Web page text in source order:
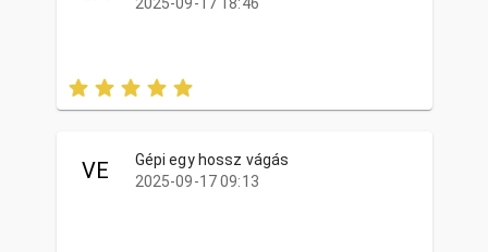
VE
Gépi egy hossz vágás
2025-09-17 09:13